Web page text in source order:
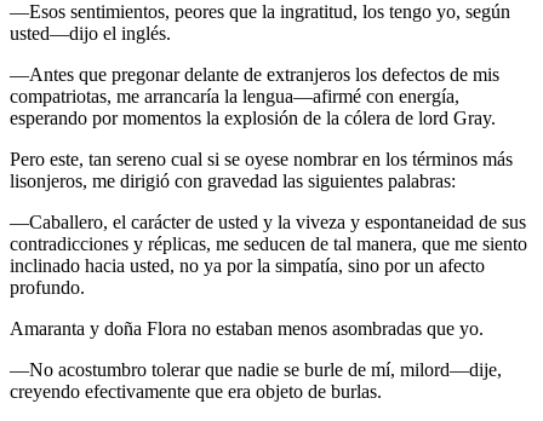
—Esos sentimientos, peores que la ingratitud, los tengo yo, según
usted—dijo el inglés.
—Antes que pregonar delante de extranjeros los defectos de mis
compatriotas, me arrancaría la lengua—afirmé con energía,
esperando por momentos la explosión de la cólera de lord Gray.
Pero este, tan sereno cual si se oyese nombrar en los términos más
lisonjeros, me dirigió con gravedad las siguientes palabras:
—Caballero, el carácter de usted y la viveza y espontaneidad de sus
contradicciones y réplicas, me seducen de tal manera, que me siento
inclinado hacia usted, no ya por la simpatía, sino por un afecto
profundo.
Amaranta y doña Flora no estaban menos asombradas que yo.
—No acostumbro tolerar que nadie se burle de mí, milord—dije,
creyendo efectivamente que era objeto de burlas.